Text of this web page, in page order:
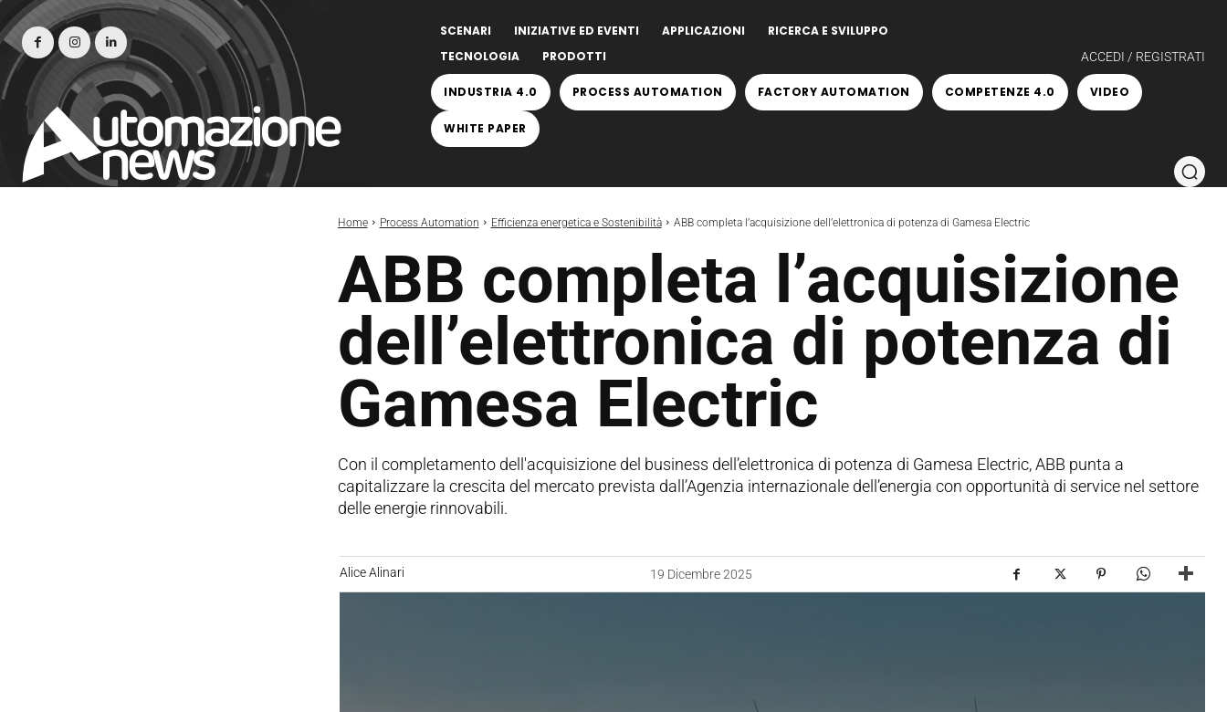
SCENARI INIZIATIVE ED EVENTI APPLICAZIONI
RICERCA E SVILUPPO
TECNOLOGIA
PRODOTTI ACCEDI / REGISTRATI
INDUSTRIA 4.0 PROCESS AUTOMATION FACTORY AUTOMATION COMPETENZE 4.0 VIDEO
WHITE PAPER
Home Process Automation Efficienza energetica e Sostenibilità ABB completa l’acquisizione dell’elettronica di potenza di Gamesa Electric
ABB completa l’acquisizione
dell’elettronica di potenza di
Gamesa Electric
Con il completamento dell'acquisizione del business dell’elettronica di potenza di Gamesa Electric, ABB punta a
capitalizzare la crescita del mercato prevista dall’Agenzia internazionale dell’energia con opportunità di service nel settore
delle energie rinnovabili.
Alice Alinari 19 Dicembre 2025